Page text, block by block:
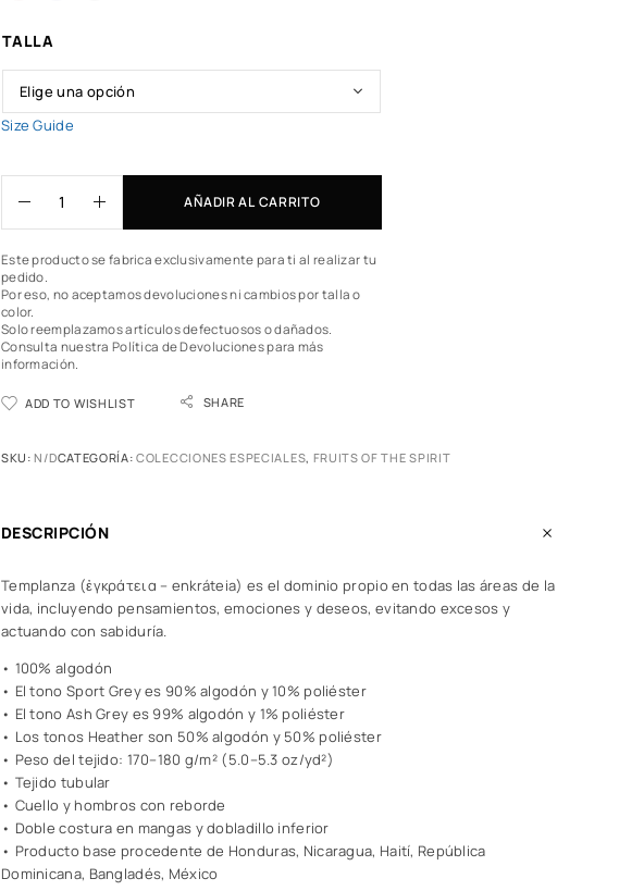
TALLA
Size Guide
AÑADIR AL CARRITO
Este producto se fabrica exclusivamente para ti al realizar tu
pedido.
Por eso, no aceptamos devoluciones ni cambios por talla o
color.
Solo reemplazamos artículos defectuosos o dañados.
Consulta nuestra Política de Devolucionespara más
información.
ADD TO WISHLIST SHARE
SKU:N/DCATEGORÍA:COLECCIONES ESPECIALES, FRUITS OF THE SPIRIT
DESCRIPCIÓN
Templanza (ἐγκράτεια – enkráteia) es el dominio propio en todas las áreas de la
vida, incluyendo pensamientos, emociones y deseos, evitando excesos y
actuando con sabiduría.
• 100% algodón
• El tono Sport Grey es 90% algodón y 10% poliéster
• El tono Ash Grey es 99% algodón y 1% poliéster
• Los tonos Heather son 50% algodón y 50% poliéster
• Peso del tejido: 170–180 g/m² (5.0–5.3 oz/yd²)
• Tejido tubular
• Cuello y hombros con reborde
• Doble costura en mangas y dobladillo inferior
• Producto base procedente de Honduras, Nicaragua, Haití, República
Dominicana, Bangladés, México